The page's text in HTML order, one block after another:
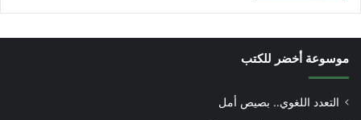
موسوعة أخضر للكتب
التعدد اللغوي.. بصيص أمل